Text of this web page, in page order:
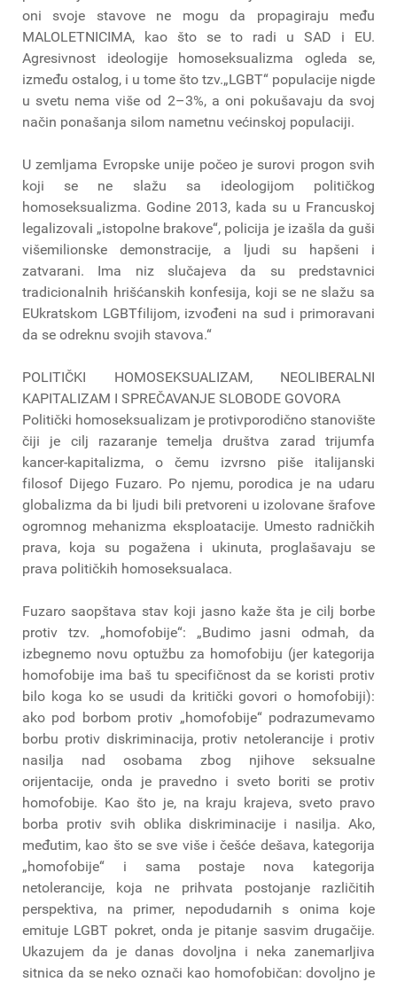
oni svoje stavove ne mogu da propagiraju među
MALOLETNICIMA, kao što se to radi u SAD i EU.
Agresivnost ideologije homoseksualizma ogleda se,
između ostalog, i u tome što tzv.„LGBT“ populacije nigde
u svetu nema više od 2–3%, a oni pokušavaju da svoj
način ponašanja silom nametnu većinskoj populaciji.
U zemljama Evropske unije počeo je surovi progon svih
koji se ne slažu sa ideologijom političkog
homoseksualizma. Godine 2013, kada su u Francuskoj
legalizovali „istopolne brakove“, policija je izašla da guši
višemilionske demonstracije, a ljudi su hapšeni i
zatvarani. Ima niz slučajeva da su predstavnici
tradicionalnih hrišćanskih konfesija, koji se ne slažu sa
EUkratskom LGBTfilijom, izvođeni na sud i primoravani
da se odreknu svojih stavova.“
POLITIČKI HOMOSEKSUALIZAM, NEOLIBERALNI
KAPITALIZAM I SPREČAVANJE SLOBODE GOVORA
Politički homoseksualizam je protivporodično stanovište
čiji je cilj razaranje temelja društva zarad trijumfa
kancer-kapitalizma, o čemu izvrsno piše italijanski
filosof Dijego Fuzaro. Po njemu, porodica je na udaru
globalizma da bi ljudi bili pretvoreni u izolovane šrafove
ogromnog mehanizma eksploatacije. Umesto radničkih
prava, koja su pogažena i ukinuta, proglašavaju se
prava političkih homoseksualaca.
Fuzaro saopštava stav koji jasno kaže šta je cilj borbe
protiv tzv. „homofobije“: „Budimo jasni odmah, da
izbegnemo novu optužbu za homofobiju (jer kategorija
homofobije ima baš tu specifičnost da se koristi protiv
bilo koga ko se usudi da kritički govori o homofobiji):
ako pod borbom protiv „homofobije“ podrazumevamo
borbu protiv diskriminacija, protiv netolerancije i protiv
nasilja nad osobama zbog njihove seksualne
orijentacije, onda je pravedno i sveto boriti se protiv
homofobije. Kao što je, na kraju krajeva, sveto pravo
borba protiv svih oblika diskriminacije i nasilja. Ako,
međutim, kao što se sve više i češće dešava, kategorija
„homofobije“ i sama postaje nova kategorija
netolerancije, koja ne prihvata postojanje različitih
perspektiva, na primer, nepodudarnih s onima koje
emituje LGBT pokret, onda je pitanje sasvim drugačije.
Ukazujem da je danas dovoljna i neka zanemarljiva
sitnica da se neko označi kao homofobičan: dovoljno je